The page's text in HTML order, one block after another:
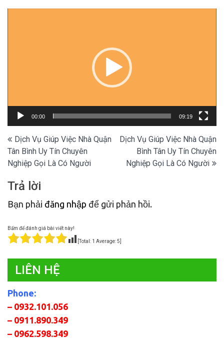
00:00 09:19
Điều
hướng
viết
Dịch Vụ Giúp Việc Nhà Quận
Tân Bình Uy Tín Chuyên
Nghiệp Gọi Là Có Người
Dịch Vụ Giúp Việc Nhà Quận
Bình Tân Uy Tín Chuyên
Nghiệp Gọi Là Có Người
Trả lời
Bạn phải đăng nhập để gửi phản hồi.
Bấm để đánh giá bài viết này!
[Total: 1 Average:5
LIÊN HỆ
Phone:
– 0932.101.056
– 0911.890.349
– 0962.598.349